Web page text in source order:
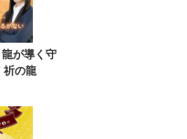
が導く守
祈の龍